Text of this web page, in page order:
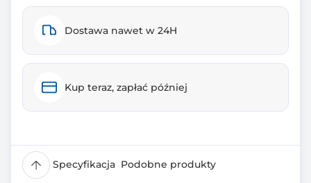
Dostawa nawet w 24H
Kup teraz, zapłać później
Specyfikacja Podobne produkty